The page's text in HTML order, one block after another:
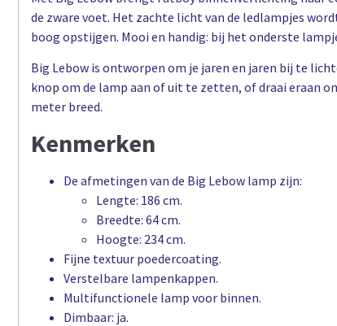
de zware voet. Het zachte licht van de ledlampjes
boog opstijgen. Mooi en handig: bij het onderste
Big Lebow is ontworpen om je jaren en jaren bij te
knop om de lamp aan of uit te zetten, of draai eraan
meter breed.
Kenmerken
De afmetingen van de Big Lebow lamp zijn:
Lengte: 186 cm.
Breedte: 64 cm.
Hoogte: 234 cm.
Fijne textuur poedercoating.
Verstelbare lampenkappen.
Multifunctionele lamp voor binnen.
Dimbaar: ja.